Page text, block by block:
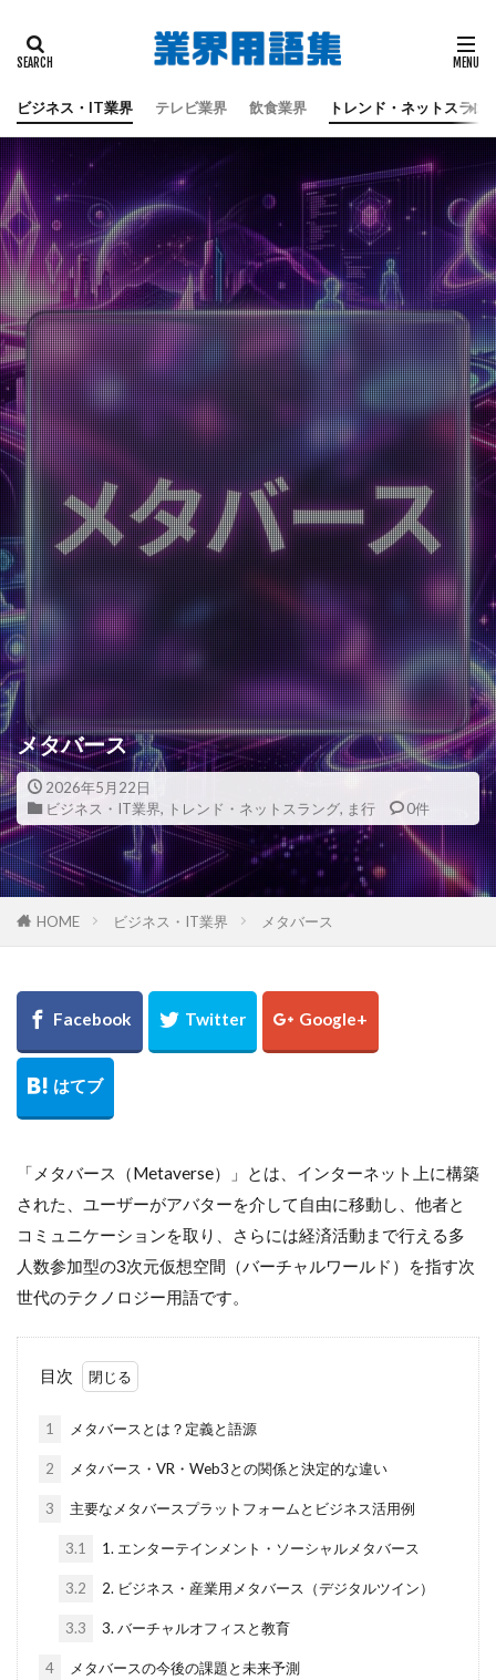
ビジネス・IT業界 テレビ業界 飲食業界 トレンド・ネットスラン
メタバース
2026年5月22日
ビジネス・IT業界, トレンド・ネットスラング, ま行 0件
HOME ビジネス・IT業界 メタバース
「メタバース（Metaverse）」とは、インターネット上に構築
された、ユーザーがアバターを介して自由に移動し、他者と
コミュニケーションを取り、さらには経済活動まで行える多
人数参加型の3次元仮想空間（バーチャルワールド）を指す次
世代のテクノロジー用語です。
目次
1 メタバースとは？定義と語源
2 メタバース・VR・Web3との関係と決定的な違い
3 主要なメタバースプラットフォームとビジネス活用例
3.1 1. エンターテインメント・ソーシャルメタバース
3.2 2. ビジネス・産業用メタバース（デジタルツイン）
3.3 3. バーチャルオフィスと教育
4 メタバースの今後の課題と未来予測
地震 天童よしみ
江戸時代
黒田六彦